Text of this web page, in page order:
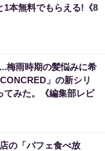
1本無料でもらえる!《8
梅雨時期の髪悩みに希
」の新シリ
てみた。《編集部レビ
の「パフェ食べ放